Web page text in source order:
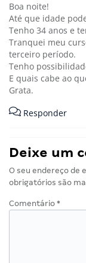
Boa noite!
Até que idade
Tenho 34 anos e
Tranquei meu
terceiro período.
Tenho
E quais cabe ao
Grata.
Responder
Deixe um
O seu endereço de
obrigatórios são
Comentário *